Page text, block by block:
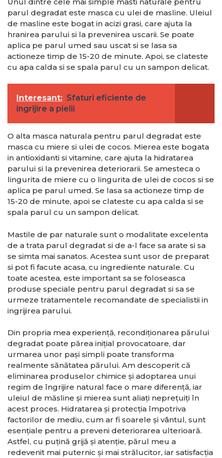
parul degradat este masca cu ulei de masline. Uleiul
de masline este bogat in acizi grasi, care ajuta la
hranirea parului si la prevenirea uscarii. Se poate
aplica pe parul umed sau uscat si se lasa sa
actioneze timp de 15-20 de minute. Apoi, se clateste
cu apa calda si se spala parul cu un sampon delicat.
Interesant: Sfaturi eficiente de
ingrijire a pielii
O alta masca naturala pentru parul degradat este
masca cu miere si ulei de cocos. Mierea este bogata
in antioxidanti si vitamine, care ajuta la hidratarea
parului si la prevenirea deteriorarii. Se amesteca o
lingurita de miere cu o lingurita de ulei de cocos si se
aplica pe parul umed. Se lasa sa actioneze timp de
15-20 de minute, apoi se clateste cu apa calda si se
spala parul cu un sampon delicat.
Mastile de par naturale sunt o modalitate excelenta
de a trata parul degradat si de a-l face sa arate si sa
se simta mai sanatos. Acestea sunt usor de preparat
si pot fi facute acasa, cu ingrediente naturale. Cu
toate acestea, este important sa se foloseasca
produse speciale pentru parul degradat si sa se
urmeze tratamentele recomandate de specialistii in
ingrijirea parului.
Din propria mea experiență, recondiționarea părului
degradat poate părea inițial provocatoare, dar
urmarea unor pași simpli poate transforma
realmente sănătatea părului. Am descoperit că
eliminarea produselor chimice și adoptarea unui
regim de îngrijire natural face o mare diferență, iar
uleiul de măsline și mierea sunt aliați neprețuiți în
acest proces. Hidratarea și protecția împotriva
factorilor de mediu, cum ar fi soarele și vântul, sunt
esențiale pentru a preveni deteriorarea ulterioară.
Astfel, cu puțină grijă și atenție, părul meu a
redevenit mai puternic și mai strălucitor, iar satisfacția